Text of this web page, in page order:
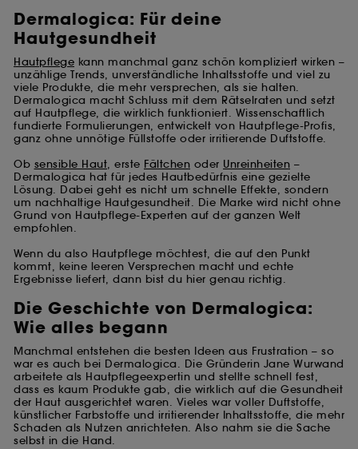
Dermalogica: Für deine
Hautgesundheit
Hautpflege kann manchmal ganz schön kompliziert wirken –
unzählige Trends, unverständliche Inhaltsstoffe und viel zu
viele Produkte, die mehr versprechen, als sie halten.
Dermalogica macht Schluss mit dem Rätselraten und setzt
auf Hautpflege, die wirklich funktioniert. Wissenschaftlich
fundierte Formulierungen, entwickelt von Hautpflege-Profis,
ganz ohne unnötige Füllstoffe oder irritierende Duftstoffe.
Ob sensible Haut, erste Fältchen oder Unreinheiten –
Dermalogica hat für jedes Hautbedürfnis eine gezielte
Lösung. Dabei geht es nicht um schnelle Effekte, sondern
um nachhaltige Hautgesundheit. Die Marke wird nicht ohne
Grund von Hautpflege-Experten auf der ganzen Welt
empfohlen.
Wenn du also Hautpflege möchtest, die auf den Punkt
kommt, keine leeren Versprechen macht und echte
Ergebnisse liefert, dann bist du hier genau richtig.
Die Geschichte von Dermalogica:
Wie alles begann
Manchmal entstehen die besten Ideen aus Frustration – so
war es auch bei Dermalogica. Die Gründerin Jane Wurwand
arbeitete als Hautpflegeexpertin und stellte schnell fest,
dass es kaum Produkte gab, die wirklich auf die Gesundheit
der Haut ausgerichtet waren. Vieles war voller Duftstoffe,
künstlicher Farbstoffe und irritierender Inhaltsstoffe, die mehr
Schaden als Nutzen anrichteten. Also nahm sie die Sache
selbst in die Hand.